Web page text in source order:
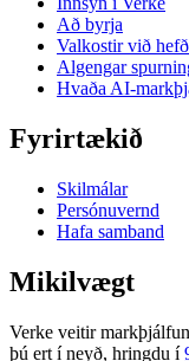
Að byrja
Valkostir við
Algengar
Hvaða AI-
Fyrirtækið
Skilmálar
Persónuvernd
Hafa samband
Mikilvægt
Verke veitir
þú ert í neyð, hringdu í